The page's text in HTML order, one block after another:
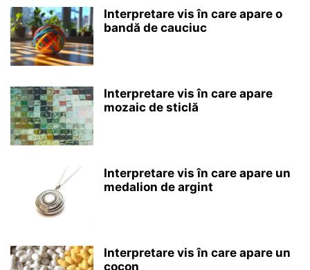
Interpretare vis în care apare o
bandă de cauciuc
Interpretare vis în care apare
mozaic de sticlă
Interpretare vis în care apare un
medalion de argint
Interpretare vis în care apare un
cocon